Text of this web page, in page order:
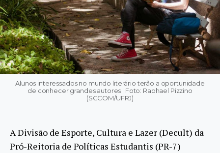
Alunos interessados no mundo literário terão a oportunidade
de conhecer grandes autores | Foto: Raphael Pizzino
(SGCOM/UFRJ)
A Divisão de Esporte, Cultura e Lazer (Decult) da
Pró-Reitoria de Políticas Estudantis (PR-7)